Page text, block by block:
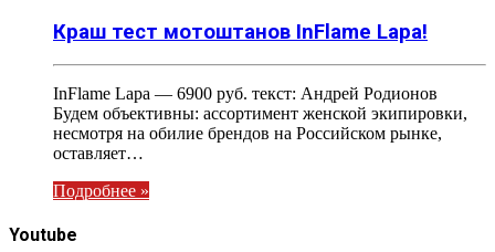
Краш тест мотоштанов InFlame Lapa!
InFlame Lapa — 6900 руб. текст: Андрей Родионов
Будем объективны: ассортимент женской экипировки,
несмотря на обилие брендов на Российском рынке,
оставляет…
Подробнее »
Youtube